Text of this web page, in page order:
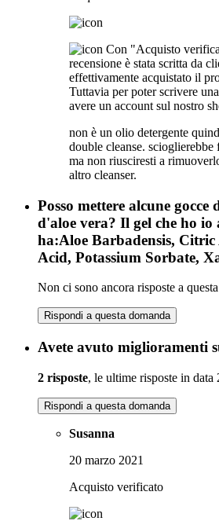
Con "Acquisto
recensione è stata scritta da
effettivamente acquistato il
Tuttavia per poter scrivere
avere un account sul nostro
non è un olio detergente
double cleanse.
ma non riusciresti a
altro cleanser.
Posso mettere alcune gocce
d'aloe vera? Il gel che ho io
ha:Aloe Barbadensis,
Acid, Potassium Sorbate,
Non ci sono ancora risposte a
Rispondi a questa domanda
Avete avuto miglioramenti
2 risposte, le ultime risposte in data
Rispondi a questa domanda
Susanna
20 marzo 2021
Acquisto verificato